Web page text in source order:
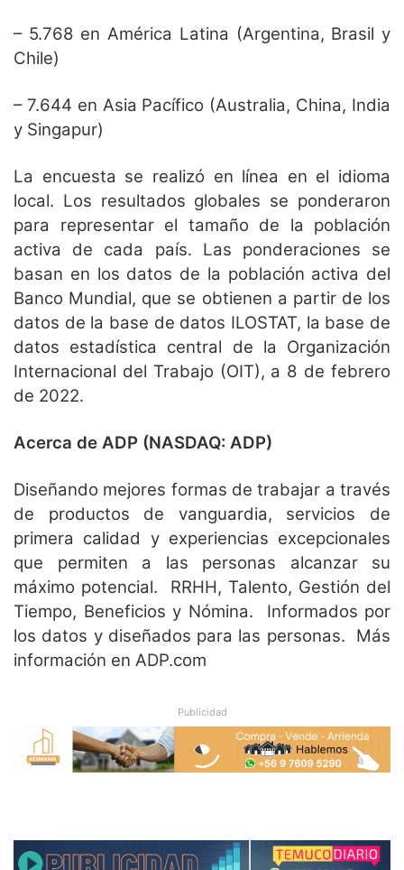
– 5.768 en América Latina (Argentina, Brasil y
Chile)
– 7.644 en Asia Pacífico (Australia, China, India
y Singapur)
La encuesta se realizó en línea en el idioma
local. Los resultados globales se ponderaron
para representar el tamaño de la población
activa de cada país. Las ponderaciones se
basan en los datos de la población activa del
Banco Mundial, que se obtienen a partir de los
datos de la base de datos ILOSTAT, la base de
datos estadística central de la Organización
Internacional del Trabajo (OIT), a 8 de febrero
de 2022.
Acerca de ADP (NASDAQ: ADP)
Diseñando mejores formas de trabajar a través
de productos de vanguardia, servicios de
primera calidad y experiencias excepcionales
que permiten a las personas alcanzar su
máximo potencial. RRHH, Talento, Gestión del
Tiempo, Beneficios y Nómina. Informados por
los datos y diseñados para las personas. Más
información en ADP.com
Publicidad